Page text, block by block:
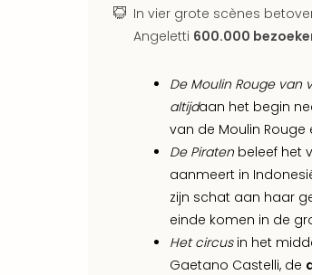
In vier grote scènes
Angeletti 600.000
De Moulin Rouge van
altijdaan het begin
van de Moulin Rouge
De Piraten beleef het
aanmeert in
zijn schat aan haar
einde komen in de
Het circusin het
Gaetano Castelli, de